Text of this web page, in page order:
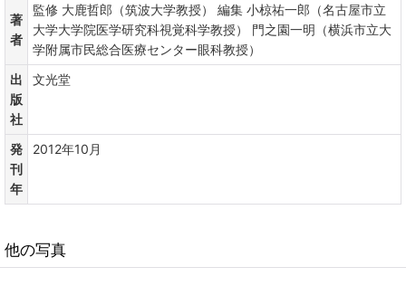
著
者
監修 大鹿哲郎（筑波大学教授） 編集 小椋祐一郎（名古屋市立
大学大学院医学研究科視覚科学教授） 門之園一明（横浜市立大
学附属市民総合医療センター眼科教授）
出
版
社
文光堂
発
刊
年
2012年10月
他の写真